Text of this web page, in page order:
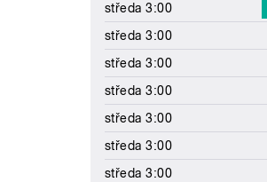
středa 3:00
středa 3:00
středa 3:00
středa 3:00
středa 3:00
středa 3:00
středa 3:00